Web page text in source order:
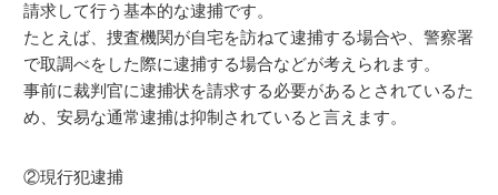
請求して行う基本的な逮捕です。
たとえば、捜査機関が自宅を訪ねて逮捕する場合や、警察署
で取調べをした際に逮捕する場合などが考えられます。
事前に裁判官に逮捕状を請求する必要があるとされているた
め、安易な通常逮捕は抑制されていると言えます。
②現行犯逮捕